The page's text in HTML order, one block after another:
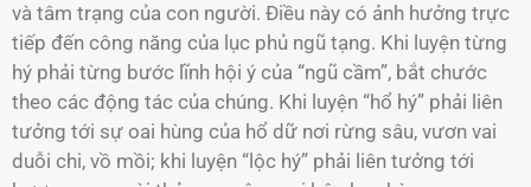
và tâm trạng của con người. Điều này có ảnh hưởng trực
tiếp đến công năng của lục phủ ngũ tạng. Khi luyện từng
hý phải từng bước lĩnh hội ý của “ngũ cầm”, bắt chước
theo các động tác của chúng. Khi luyện “hổ hý” phải liên
tưởng tới sự oai hùng của hổ dữ nơi rừng sâu, vươn vai
duỗi chi, vồ mồi; khi luyện “lộc hý” phải liên tưởng tới